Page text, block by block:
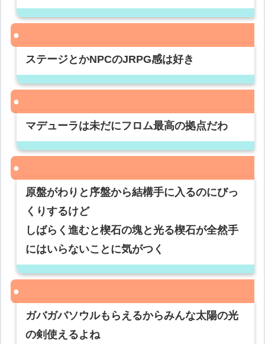
ステージとかNPCのJRPG感は好き
マデューラは未だにフロム最高の拠点だわ
原盤がわりと序盤から結構手に入るのにびっ
くりするけど
しばらく進むと楔石の塊と光る楔石が全然手
にはいらないことに気がつく
ガバガバソウルもらえるからみんな太陽の光
の剣使えるよね